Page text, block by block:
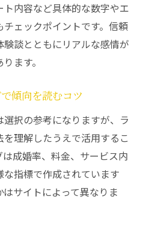
ランキング情報の信憑性
を口コミ傾向から探る
サイトの傾向を読み取る
フ評価から分かる信頼度
メ体験談で信頼性を確認
の2ch情報で傾向を把握
内容など具体的な数字やエ
ェックポイントです。信頼
談とともにリアルな感情が
ます。
傾向を読むコツ
択の参考になりますが、ラ
理解したうえで活用するこ
成婚率、料金、サービス内
指標で作成されています
サイトによって異なりま